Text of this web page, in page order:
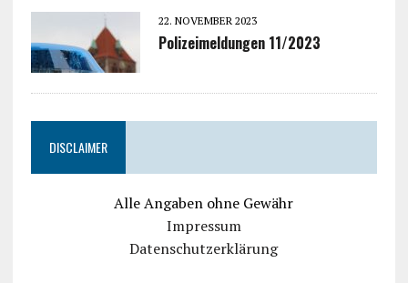
22. NOVEMBER 2023
Polizeimeldungen 11/2023
DISCLAIMER
Alle Angaben ohne Gewähr
Impressum
Datenschutzerklärung